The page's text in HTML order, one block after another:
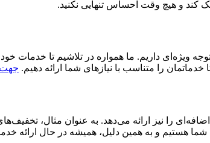
کند و هیچ وقت احساس تنهایی نکنید.
ویژه‌ای داریم. ما همواره در تلاشیم تا خدمات
را متناسب با نیازهای شما ارائه دهیم. جهت
را نیز ارائه می‌دهد. به عنوان مثال،
هستیم و به همین دلیل، همیشه در حال ارائه